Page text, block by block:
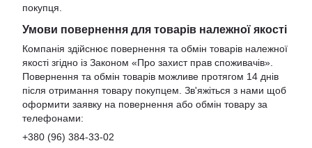
покупця.
Умови повернення для товарів належної якості
Компанія здійснює повернення та обмін товарів належної
якості згідно із Законом «Про захист прав споживачів».
Повернення та обмін товарів можливе протягом 14 днів
після отримання товару покупцем. Зв'яжіться з нами щоб
оформити заявку на повернення або обмін товару за
телефонами:
+380 (96) 384-33-02